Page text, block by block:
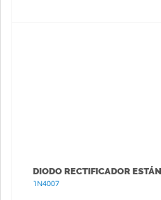
DIODO RECTIFICADOR
1N4007